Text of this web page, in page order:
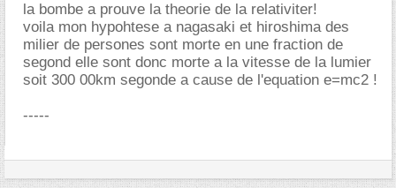
la bombe a prouve la theorie de la relativiter!
voila mon hypohtese a nagasaki et hiroshima des
milier de persones sont morte en une fraction de
segond elle sont donc morte a la vitesse de la lumier
soit 300 00km segonde a cause de l'equation e=mc2 !
-----